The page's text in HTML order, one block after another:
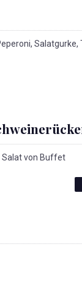
Salatgurke,
Salat von Buffet